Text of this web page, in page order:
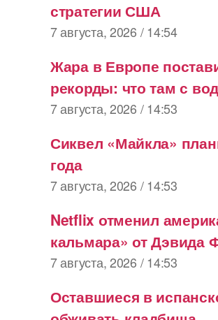
стратегии США
7 августа, 2026 / 14:54
Жара в Европе
рекорды: что там с
7 августа, 2026 / 14:53
Сиквел «Майкла»
года
7 августа, 2026 / 14:53
Netflix отменил
кальмара» от Дэвида
7 августа, 2026 / 14:53
Оставшиеся в